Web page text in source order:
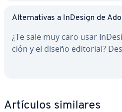
Al­te­r­na­ti­vas a InDesign de
¿Te sale muy caro usar
ción y el diseño editorial?
Artículos similares